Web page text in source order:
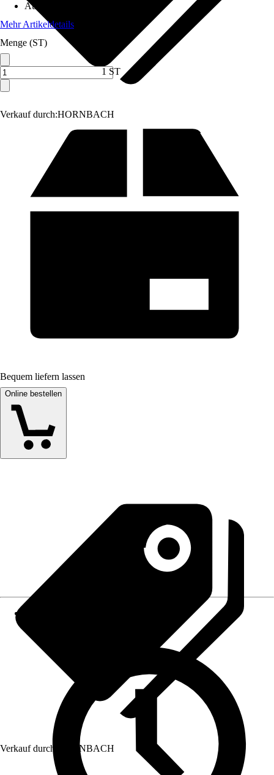
Verkauf durch:HORNBACH
Ausführung
Mehr Artikeldetails
Menge (ST)
1 ST
Bequem liefern lassen
Online bestellen
Verkauf durch: HORNBACH